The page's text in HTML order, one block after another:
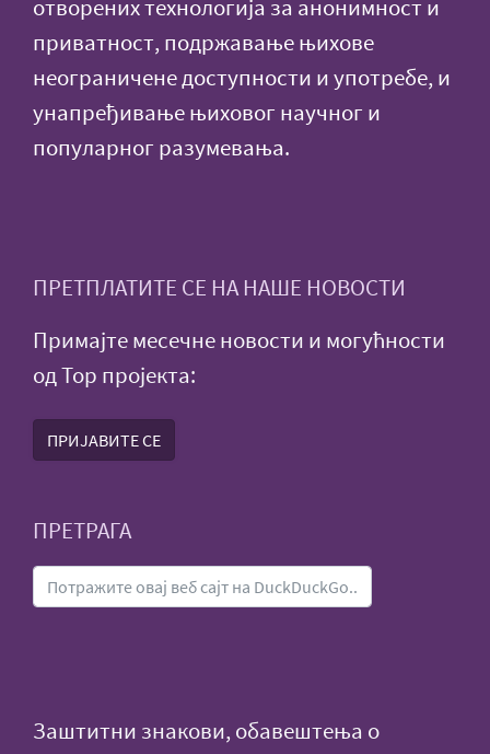
отворених технологија за анонимност и
приватност, подржавање њихове
неограничене доступности и употребе, и
унапређивање њиховог научног и
популарног разумевања.
ПРЕТПЛАТИТЕ СЕ НА НАШЕ НОВОСТИ
Примајте месечне новости и могућности
од Тор пројекта:
ПРИЈАВИТЕ СЕ
ПРЕТРАГА
Заштитни знакови, обавештења о